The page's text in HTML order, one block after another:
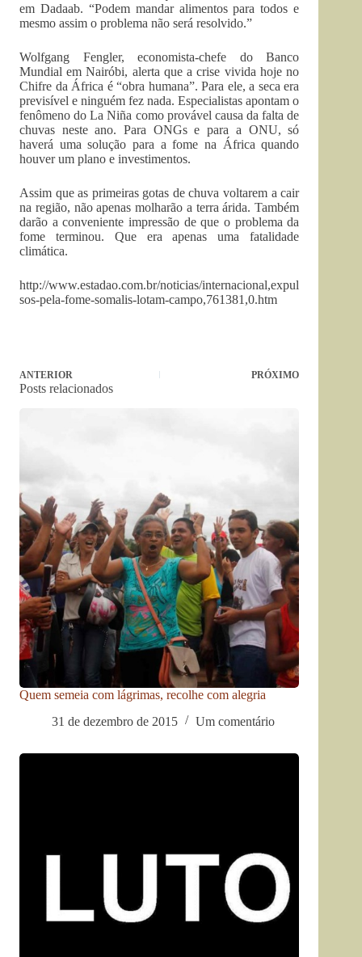
em Dadaab. “Podem mandar alimentos para todos e
mesmo assim o problema não será resolvido.”
Wolfgang Fengler, economista-chefe do Banco
Mundial em Nairóbi, alerta que a crise vivida hoje no
Chifre da África é “obra humana”. Para ele, a seca era
previsível e ninguém fez nada. Especialistas apontam o
fenômeno do La Niña como provável causa da falta de
chuvas neste ano. Para ONGs e para a ONU, só
haverá uma solução para a fome na África quando
houver um plano e investimentos.
Assim que as primeiras gotas de chuva voltarem a cair
na região, não apenas molharão a terra árida. Também
darão a conveniente impressão de que o problema da
fome terminou. Que era apenas uma fatalidade
climática.
http://www.estadao.com.br/noticias/internacional,expul
sos-pela-fome-somalis-lotam-campo,761381,0.htm
ANTERIOR PRÓXIMO
Posts relacionados
Quem semeia com lágrimas, recolhe com alegria
31 de dezembro de 2015
Um comentário